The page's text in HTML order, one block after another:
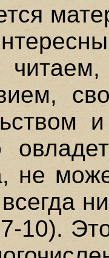
не
всегда
10).